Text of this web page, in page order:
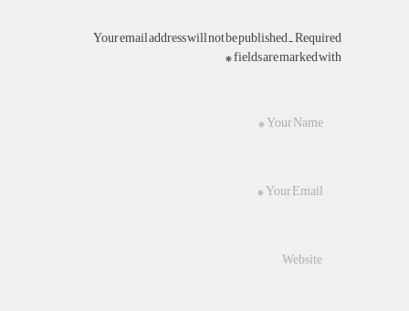
Your email address will not be published. Required
fields are marked with *